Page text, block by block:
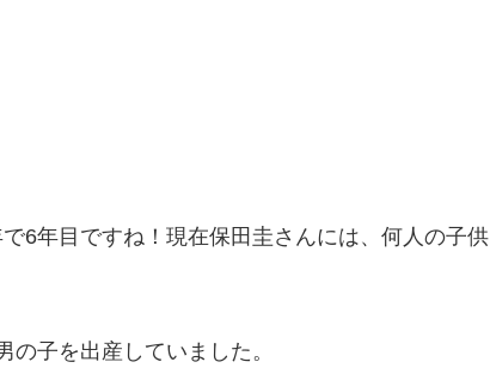
6年目ですね！現在保田圭さんには、何人の子供
子を出産していました。